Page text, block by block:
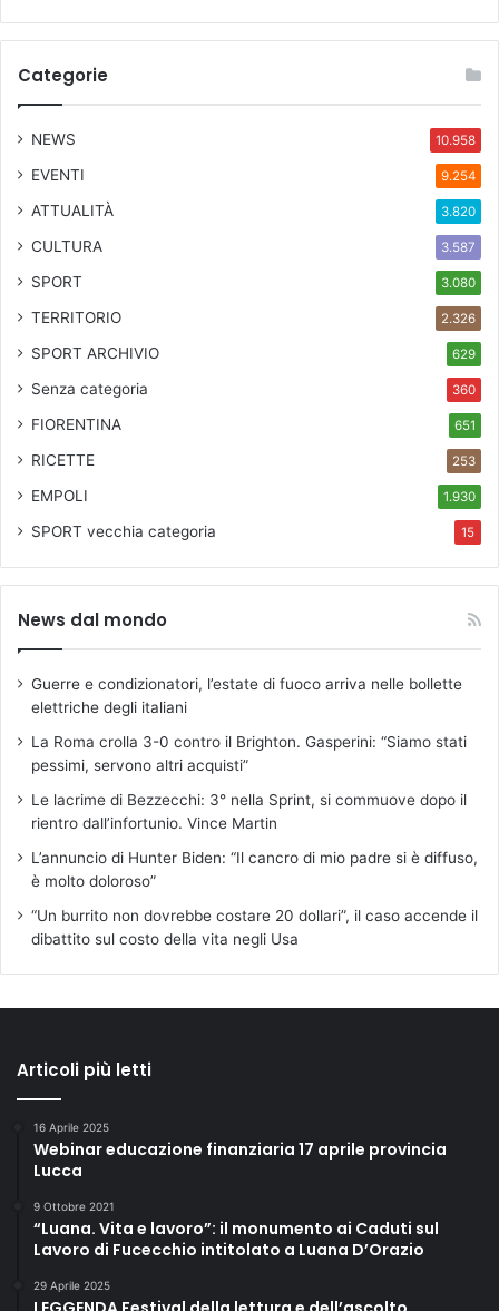
Categorie
NEWS 10.958
EVENTI 9.254
ATTUALITÀ 3.820
CULTURA 3.587
SPORT 3.080
TERRITORIO 2.326
SPORT ARCHIVIO 629
Senza categoria 360
FIORENTINA 651
RICETTE 253
EMPOLI 1.930
SPORT vecchia categoria 15
News dal mondo
Guerre e condizionatori, l’estate di fuoco arriva nelle bollette
elettriche degli italiani
La Roma crolla 3-0 contro il Brighton. Gasperini: “Siamo stati
pessimi, servono altri acquisti”
Le lacrime di Bezzecchi: 3° nella Sprint, si commuove dopo il
rientro dall’infortunio. Vince Martin
L’annuncio di Hunter Biden: “Il cancro di mio padre si è diffuso,
è molto doloroso”
“Un burrito non dovrebbe costare 20 dollari”, il caso accende il
dibattito sul costo della vita negli Usa
Articoli più letti
16 Aprile 2025
Webinar educazione finanziaria 17 aprile provincia
Lucca
9 Ottobre 2021
“Luana. Vita e lavoro”: il monumento ai Caduti sul
Lavoro di Fucecchio intitolato a Luana D’Orazio
29 Aprile 2025